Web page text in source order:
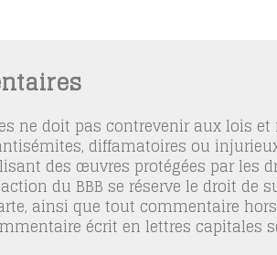
ne doit pas contrevenir aux lois
diffamatoires ou
des œuvres protégées par les
du BBB se réserve le droit
ainsi que tout commentaire
écrit en lettres capitales